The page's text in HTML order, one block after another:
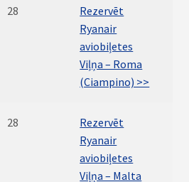
28
Rezervēt
Ryanair
aviobiļetes
Viļņa – Roma
(Ciampino) >>
28
Rezervēt
Ryanair
aviobiļetes
Viļņa – Malta